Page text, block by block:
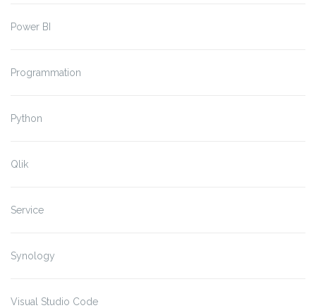
Power BI
Programmation
Python
Qlik
Service
Synology
Visual Studio Code